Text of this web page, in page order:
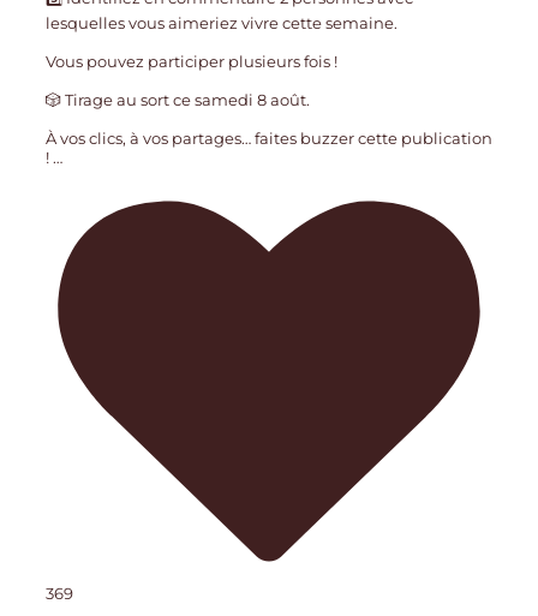
lesquelles vous aimeriez vivre cette semaine.
Vous pouvez participer plusieurs fois !
🎲 Tirage au sort ce samedi 8 août.
À vos clics, à vos partages… faites buzzer cette publication
! …
369